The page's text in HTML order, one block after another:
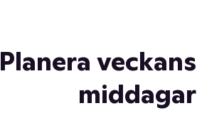
Planera veckans
middagar